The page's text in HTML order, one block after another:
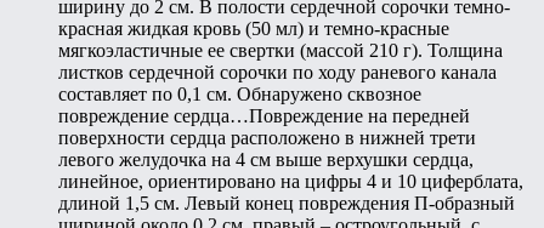
ширину до 2 см. В полости сердечной сорочки темно-
красная жидкая кровь (50 мл) и темно-красные
мягкоэластичные ее свертки (массой 210 г). Толщина
листков сердечной сорочки по ходу раневого канала
составляет по 0,1 см. Обнаружено сквозное
повреждение сердца…Повреждение на передней
поверхности сердца расположено в нижней трети
левого желудочка на 4 см выше верхушки сердца,
линейное, ориентировано на цифры 4 и 10 циферблата,
длиной 1,5 см. Левый конец повреждения П-образный